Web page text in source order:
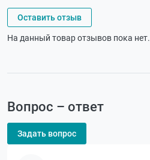
Оставить отзыв
На данный товар отзывов пока нет.
Вопрос – ответ
Задать вопрос